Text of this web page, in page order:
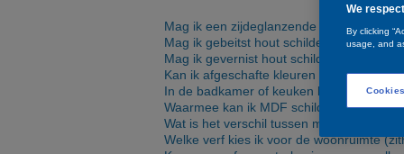
Mag ik een zijdeglanzende muurverf
Mag ik gebeitst hout schilderen?
Mag ik gevernist hout schilderen?
Kan ik afgeschafte kleuren van Dulux
In de badkamer of keuken hangt
Waarmee kan ik MDF schilderen?
Wat is het verschil tussen mat, zijdeglans
Welke verf kies ik voor de woonruimte
We
By clicking
usage, and